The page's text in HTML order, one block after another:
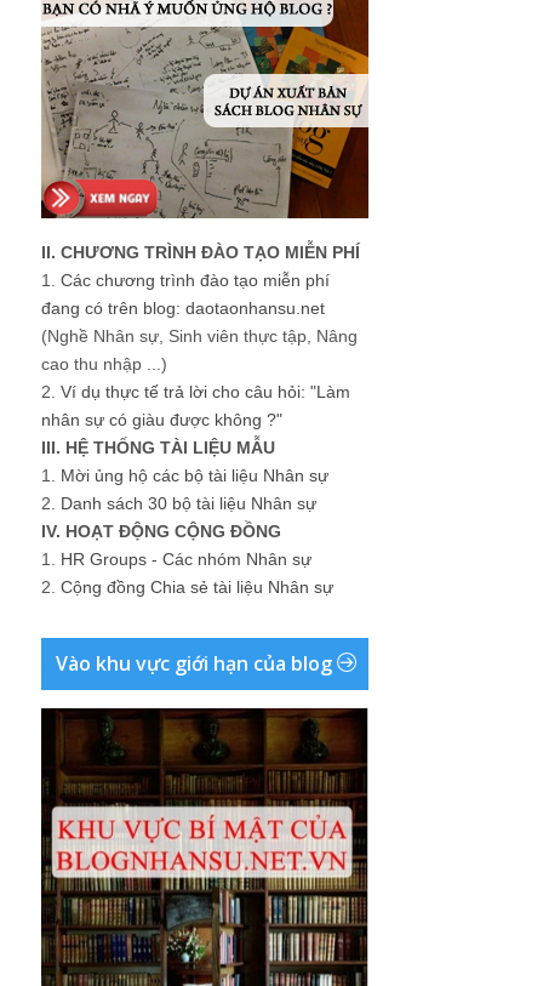
II. CHƯƠNG TRÌNH ĐÀO TẠO MIỄN PHÍ
1. Các chương trình đào tạo miễn phí
đang có trên blog: daotaonhansu.net
(Nghề Nhân sự, Sinh viên thực tập, Nâng
cao thu nhập ...)
2. Ví dụ thực tế trả lời cho câu hỏi: "Làm
nhân sự có giàu được không ?"
III. HỆ THỐNG TÀI LIỆU MẪU
1. Mời ủng hộ các bộ tài liệu Nhân sự
2. Danh sách 30 bộ tài liệu Nhân sự
IV. HOẠT ĐỘNG CỘNG ĐỒNG
1. HR Groups - Các nhóm Nhân sự
2. Cộng đồng Chia sẻ tài liệu Nhân sự
Vào khu vực giới hạn của blog